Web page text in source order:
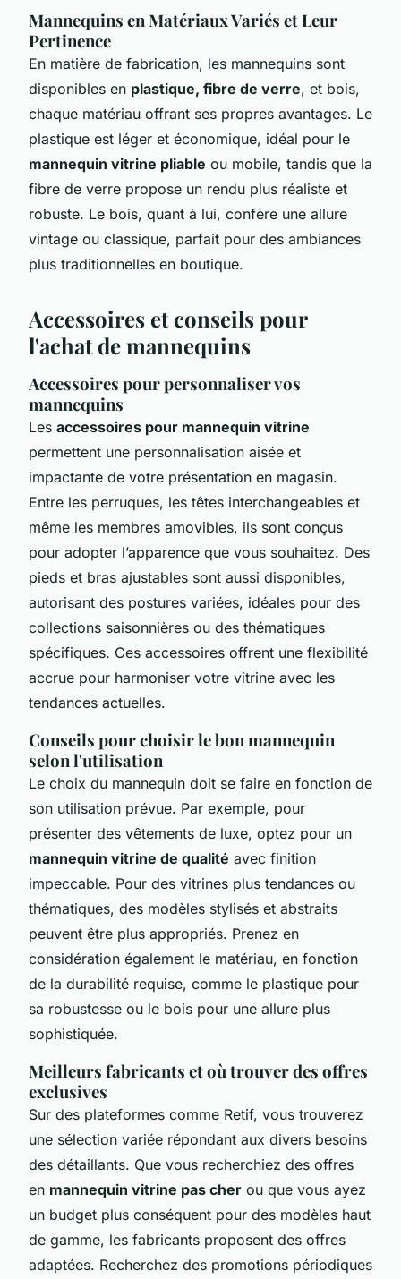
Mannequins en Matériaux Variés et Leur
Pertinence
En matière de fabrication, les mannequins sont
disponibles en plastique, fibre de verre, et bois,
chaque matériau offrant ses propres avantages. Le
plastique est léger et économique, idéal pour le
mannequin vitrine pliable ou mobile, tandis que la
fibre de verre propose un rendu plus réaliste et
robuste. Le bois, quant à lui, confère une allure
vintage ou classique, parfait pour des ambiances
plus traditionnelles en boutique.
Accessoires et conseils pour
l'achat de mannequins
Accessoires pour personnaliser vos
mannequins
Les accessoires pour mannequin vitrine
permettent une personnalisation aisée et
impactante de votre présentation en magasin.
Entre les perruques, les têtes interchangeables et
même les membres amovibles, ils sont conçus
pour adopter l’apparence que vous souhaitez. Des
pieds et bras ajustables sont aussi disponibles,
autorisant des postures variées, idéales pour des
collections saisonnières ou des thématiques
spécifiques. Ces accessoires offrent une flexibilité
accrue pour harmoniser votre vitrine avec les
tendances actuelles.
Conseils pour choisir le bon mannequin
selon l'utilisation
Le choix du mannequin doit se faire en fonction de
son utilisation prévue. Par exemple, pour
présenter des vêtements de luxe, optez pour un
mannequin vitrine de qualité avec finition
impeccable. Pour des vitrines plus tendances ou
thématiques, des modèles stylisés et abstraits
peuvent être plus appropriés. Prenez en
considération également le matériau, en fonction
de la durabilité requise, comme le plastique pour
sa robustesse ou le bois pour une allure plus
sophistiquée.
Meilleurs fabricants et où trouver des offres
exclusives
Sur des plateformes comme Retif, vous trouverez
une sélection variée répondant aux divers besoins
des détaillants. Que vous recherchiez des offres
en mannequin vitrine pas cher ou que vous ayez
un budget plus conséquent pour des modèles haut
de gamme, les fabricants proposent des offres
adaptées. Recherchez des promotions périodiques